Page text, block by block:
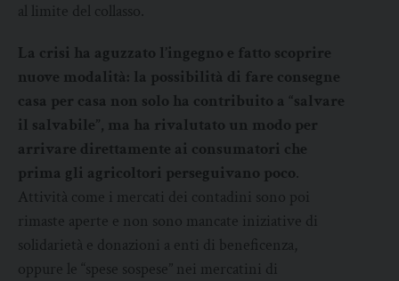
al limite del collasso.
La crisi ha aguzzato l’ingegno e fatto scoprire
nuove modalità: la possibilità di fare consegne
casa per casa non solo ha contribuito a “salvare
il salvabile”, ma ha rivalutato un modo per
arrivare direttamente ai consumatori che
prima gli agricoltori perseguivano poco
Attività come i mercati dei contadini sono poi
rimaste aperte e non sono mancate iniziative di
solidarietà e donazioni a enti di beneficenza,
oppure le “spese sospese” nei mercatini di